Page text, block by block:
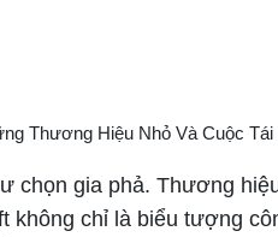
chọn gia phả. Thương
không chỉ là biểu tượng